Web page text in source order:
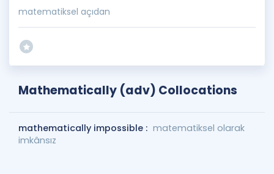
matematiksel açıdan
Mathematically (adv) Collocations
mathematically impossible : matematiksel olarak
imkânsız